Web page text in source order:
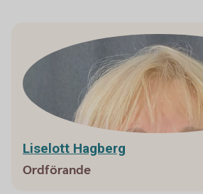
Liselott Hagberg
Ordförande